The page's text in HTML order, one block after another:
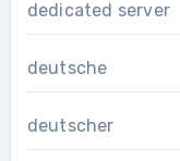
dedicated server
deutsche
deutscher